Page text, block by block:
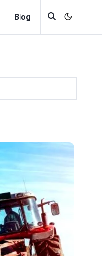
Blog